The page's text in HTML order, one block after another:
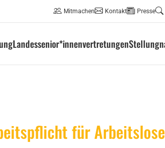
Mitmachen Kontakt Presse
Landessenior*innenvertretungen
für